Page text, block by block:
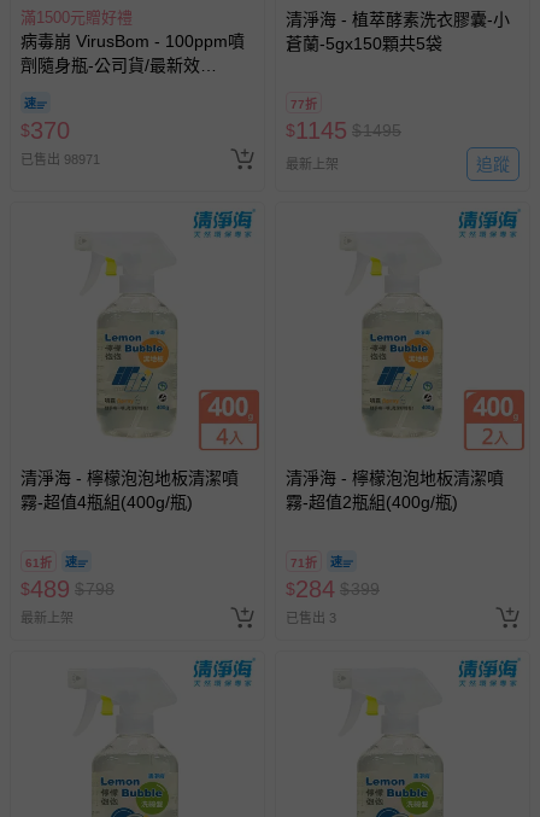
滿1500元贈好禮
病毒崩 VirusBom - 100ppm噴
劑隨身瓶-公司貨/最新效
$370
已售出 98971
清淨海 - 植萃酵素洗衣膠囊-小
蒼蘭-5gx150顆共5袋
77折
$1145 $1495
最新上架 追蹤
清淨海 - 檸檬泡泡地板清潔噴
霧-超值4瓶組(400g/瓶)
61折
$489 $798
最新上架
清淨海 - 檸檬泡泡地板清潔噴
霧-超值2瓶組(400g/瓶)
71折
$284 $399
已售出 3